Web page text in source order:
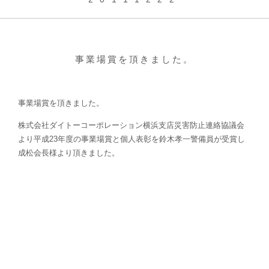
事業場賞を頂きました。
株式会社ダイトーコーポレーション横浜支店災害防止連絡協議会
より平成23年度の事業場賞と個人表彰を鈴木孝一警備員が受賞し
成松会長様より頂きました。